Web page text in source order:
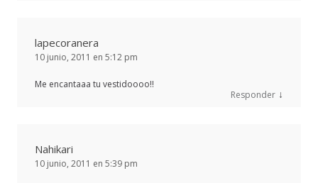
lapecoranera
10 junio, 2011 en 5:12 pm
Me encantaaa tu vestidoooo!!
Responder ↓
Nahikari
10 junio, 2011 en 5:39 pm